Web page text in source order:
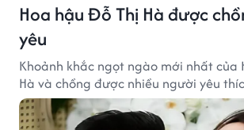
Hoa hậu Đỗ Thị Hà được
yêu
Khoảnh khắc ngọt ngào mới nhất của
Hà và chồng được nhiều người yêu